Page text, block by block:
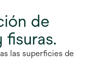
de
fisuras.